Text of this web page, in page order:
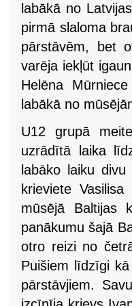
labākā no
pirmā slaloma
pārstāvēm, bet
varēja iekļūt
Helēna
labākā no
U12 grupā
uzrādītā laika
labāko laiku
krieviete
mūsējā Baltijas
panākumu šajā
otro reizi no
Puišiem līdzīgi
pārstāvjiem.